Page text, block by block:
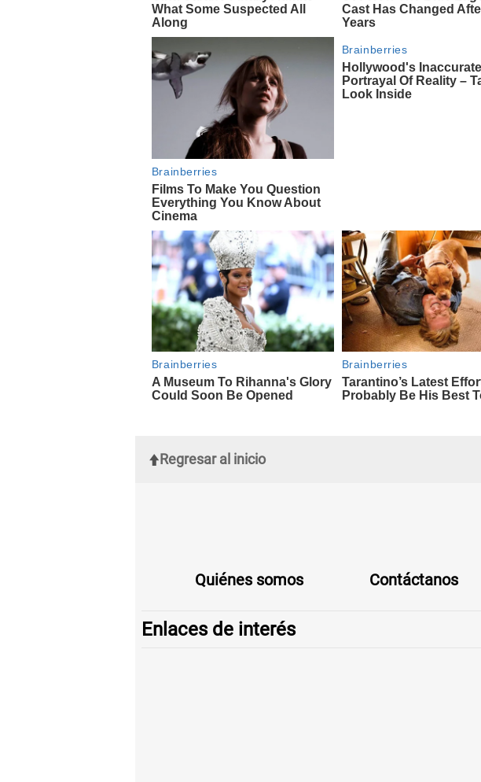
Regresar al inicio
Quiénes somos Contáctanos
Enlaces de interés